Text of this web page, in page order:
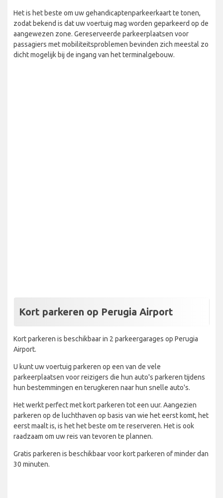
Het is het beste om uw gehandicaptenparkeerkaart te tonen,
zodat bekend is dat uw voertuig mag worden geparkeerd op de
aangewezen zone. Gereserveerde parkeerplaatsen voor
passagiers met mobiliteitsproblemen bevinden zich meestal zo
dicht mogelijk bij de ingang van het terminalgebouw.
Kort parkeren op Perugia Airport
Kort parkeren is beschikbaar in 2 parkeergarages op Perugia
Airport.
U kunt uw voertuig parkeren op een van de vele
parkeerplaatsen voor reizigers die hun auto's parkeren tijdens
hun bestemmingen en terugkeren naar hun snelle auto's.
Het werkt perfect met kort parkeren tot een uur. Aangezien
parkeren op de luchthaven op basis van wie het eerst komt, het
eerst maalt is, is het het beste om te reserveren. Het is ook
raadzaam om uw reis van tevoren te plannen.
Gratis parkeren is beschikbaar voor kort parkeren of minder dan
30 minuten.